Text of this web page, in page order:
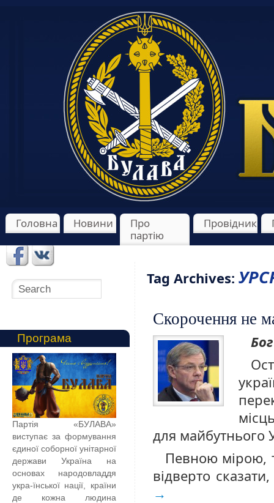
Головна Новини
Про
партію
Провідник
Tag Archives:
Скорочення не
для майбутнього
Певною мірою,
відверто
→
Програма
Партія «БУЛАВА»
виступає за формування
єдиної соборної унітарної
держави Україна на
основах народовладдя
укра-їнської нації, країни
де кожна людина